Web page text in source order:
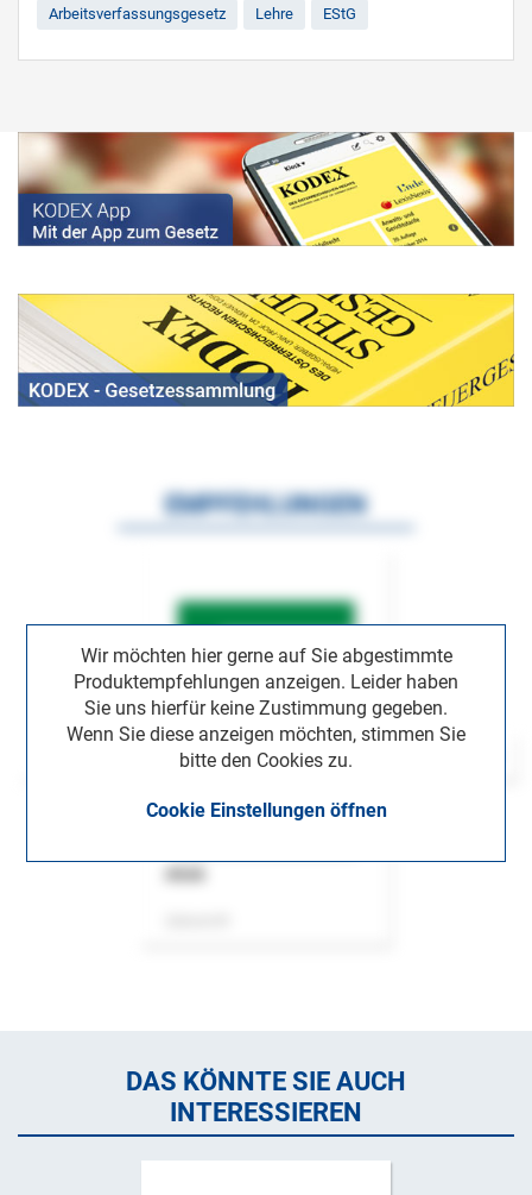
Arbeitsverfassungsgesetz Lehre EStG
Wir möchten hier gerne auf Sie abgestimmte
Produktempfehlungen anzeigen. Leider haben
Sie uns hierfür keine Zustimmung gegeben.
Wenn Sie diese anzeigen möchten, stimmen Sie
bitte den Cookies zu.
Cookie Einstellungen öffnen
EMPFEHLUNGEN
DAS KÖNNTE SIE AUCH
INTERESSIEREN